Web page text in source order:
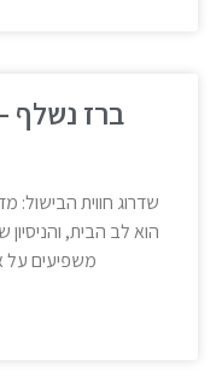
ברז נשלף
שדרוג חווית
הוא לב הבית,
משפיעים על